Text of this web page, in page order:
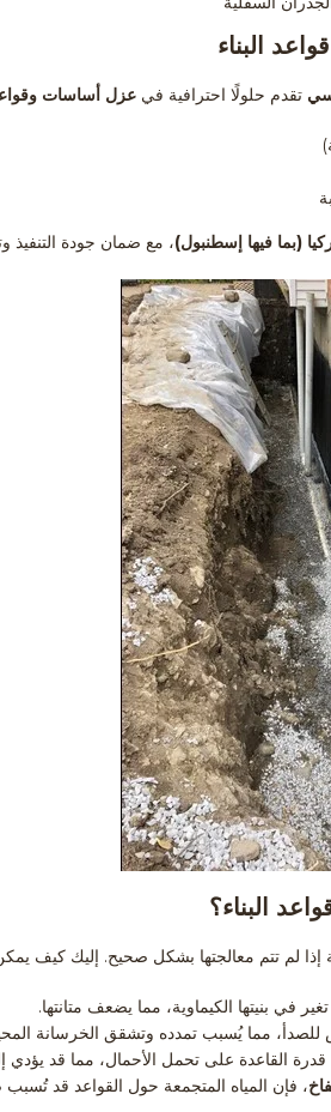
البناء
تقدم حلولًا احترافية في عزل أساسات
(بما فيها إسطنبول)، مع ضمان جودة التنفيذ
البناء؟
إذا لم تتم معالجتها بشكل صحيح. إليك كيف
في بنيتها الكيماوية، مما يضعف متانتها.
للصدأ، مما يُسبب تمدده وتشقق الخرسانة
القاعدة على تحمل الأحمال، مما قد يؤدي
، فإن المياه المتجمعة حول القواعد قد